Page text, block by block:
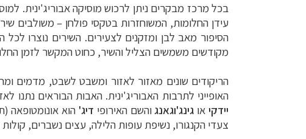
בכל מרכז מבקרים ניתן לרכוש מוסיקה אבוריג'ינית.
עידן החלומות, המשוחזרות בטקסי פולחן – משולבים
הסיפור מאב לבן ומזקנים לצעירים. השירים נוצרו לכל
מקודשים משמשים הצליל והשיר, כחוט המקשר לזמן
הריקודים שונים מאזור לאזור ומשבט לשבט, מדמים
האופייני לתרבות האבוריג'ינית. האבות הבוראים
יידקיאו גינג'וגאנגוהשם האירופי דיג' הוא אונומטופאה (
צעדי הקנגורו, נשיפת עופות הלילה, עצים נשברים,
תכנון טיולים לאוסטרליה
תכנוןטיולים למזרח הרחוק
תכנון
טיולים לפולינזיה